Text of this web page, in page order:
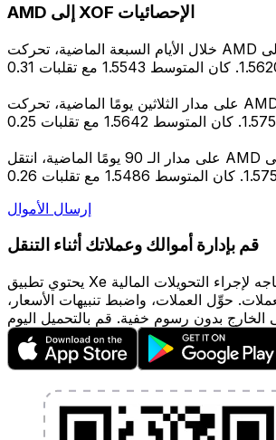
AMD إلى XOF الإحصائيات
خلال الأيام السبعة الماضية، تحركت AMD إلى XOF بين 1.5498
على مدار الثلاثين يومًا الماضية، تحركت AMD إلى XOF بين
على مدار الـ 90 يومًا الماضية، انتقل AMD إلى XOF بين 1.5059
إرسال الأموال
قم بإدارة أموالك وعملاتك أثناء التنقل
يحتوي تطبيق Xe على كل ما تحتاجه لإجراء التحويلات المالية
حوِّل العملات، واضبط تنبيهات الأسعار،